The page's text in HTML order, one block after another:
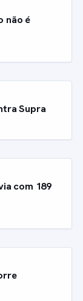
não é
Supra
com 189